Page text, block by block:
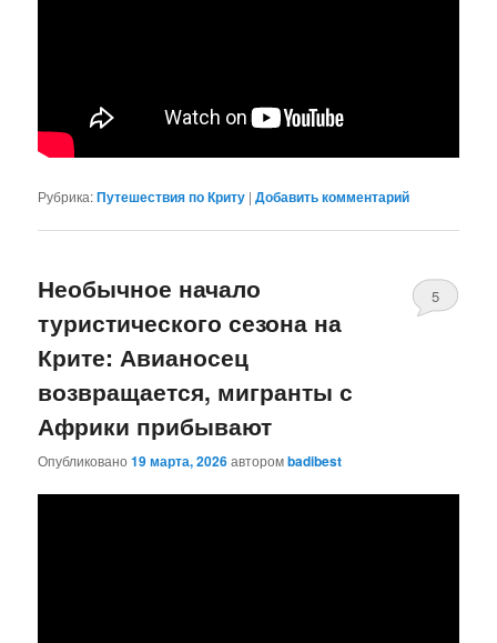
Рубрика:Путешествия по Криту |Добавить комментарий
Необычное начало
туристического сезона на
Крите: Авианосец
возвращается, мигранты с
Африки прибывают
Опубликовано19 марта, 2026авторомbadibest
5